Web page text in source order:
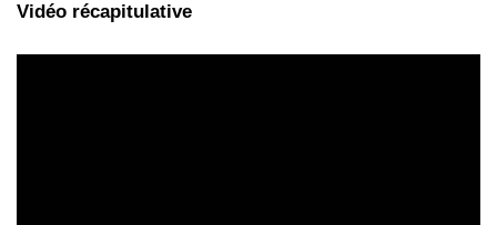
Vidéo récapitulative